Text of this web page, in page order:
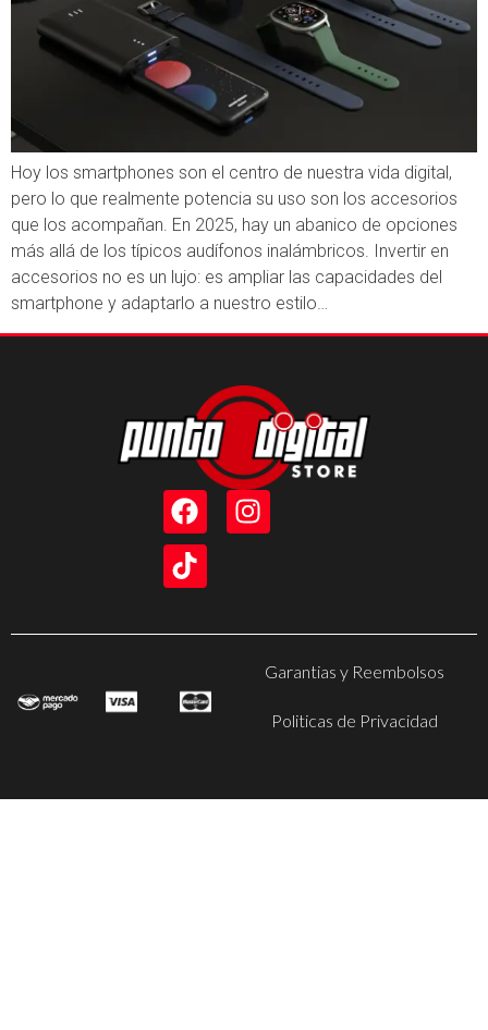
Hoy los smartphones son el centro de nuestra vida digital,
pero lo que realmente potencia su uso son los accesorios
que los acompañan. En 2025, hay un abanico de opciones
más allá de los típicos audífonos inalámbricos. Invertir en
accesorios no es un lujo: es ampliar las capacidades del
smartphone y adaptarlo a nuestro estilo…
Garantias y Reembolsos
Politicas de Privacidad